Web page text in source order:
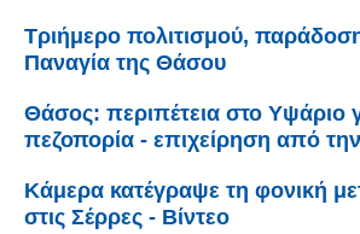
Τριήμερο πολιτισμού,
Παναγία της Θάσου
Θάσος: περιπέτεια στο Υψάριο
πεζοπορία - επιχείρηση από
Κάμερα κατέγραψε τη φονική
στις Σέρρες - Βίντεο